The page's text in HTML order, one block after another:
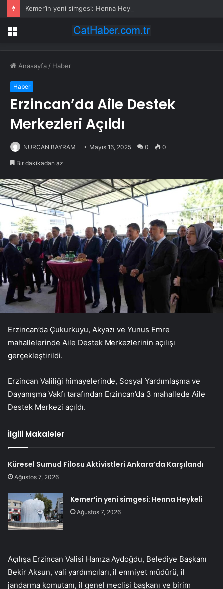
Kemer’in yeni simgesi: Henna Heykeli
Menü
Anasayfa / Haber
Haber
Erzincan’da Aile Destek
Merkezleri Açıldı
NURCAN BAYRAM Mayıs 16, 2025 0 0
Bir dakikadan az
Erzincan’da Çukurkuyu, Akyazı ve Yunus Emre
mahallelerinde Aile Destek Merkezlerinin açılışı
gerçekleştirildi.
Erzincan Valiliği himayelerinde, Sosyal Yardımlaşma ve
Dayanışma Vakfı tarafından Erzincan’da 3 mahallede Aile
Destek Merkezi açıldı.
İlgili Makaleler
Küresel Sumud Filosu Aktivistleri Ankara’da Karşılandı
Ağustos 7, 2026
Kemer’in yeni simgesi: Henna Heykeli
Ağustos 7, 2026
Açılışa Erzincan Valisi Hamza Aydoğdu, Belediye Başkanı
Bekir Aksun, vali yardımcıları, il emniyet müdürü, il
jandarma komutanı, il genel meclisi başkanı ve birim